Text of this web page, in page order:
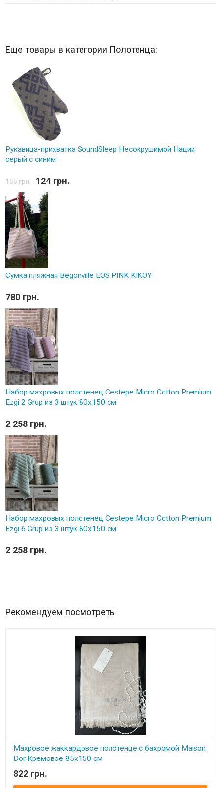
Еще товары в категории Полотенца:
Рукавица-прихватка SoundSleep Несокрушимой Нации
серый с синим
155 грн. 124 грн.
Сумка пляжная Begonville EOS PINK KIKOY
780 грн.
Набор махровых полотенец Cestepe Micro Cotton Premium
Ezgi 2 Grup из 3 штук 80х150 см
2 258 грн.
Набор махровых полотенец Cestepe Micro Cotton Premium
Ezgi 6 Grup из 3 штук 80х150 см
2 258 грн.
Рекомендуем посмотреть
Махровое жаккардовое полотенце с бахромой Maison
Dor Кремовое 85x150 см
В наличии
822 грн.